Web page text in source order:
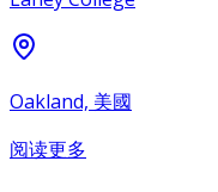
Oakland, 美國
阅读更多